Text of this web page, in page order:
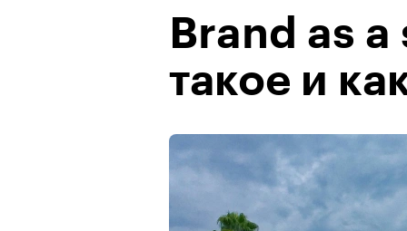
Brand as
такое и